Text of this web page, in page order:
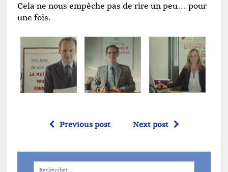
Cela ne nous empêche pas de rire un peu… pour
une fois.
Previous post Next post